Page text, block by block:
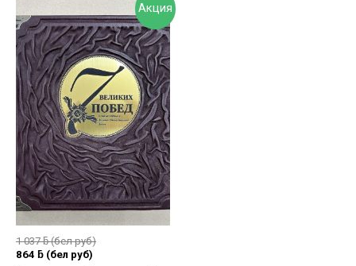
Акция
1 037ƃ(бел руб)
864 ƃ (бел руб)